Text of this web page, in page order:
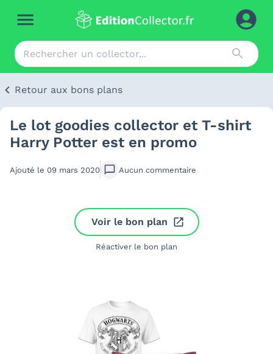
Retour aux bons plans
Le lot goodies collector et T-shirt
Harry Potter est en promo
Ajouté le 09 mars 2020 Aucun commentaire
Voir le bon plan
Réactiver le bon plan